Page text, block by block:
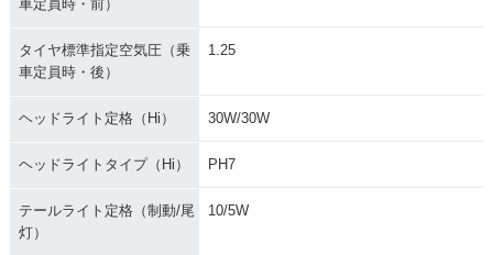
車定員時・前）
タイヤ標準指定空気圧（乗
車定員時・後）
1.25
ヘッドライト定格（Hi） 30W/30W
ヘッドライトタイプ（Hi） PH7
テールライト定格（制動/尾
灯）
10/5W